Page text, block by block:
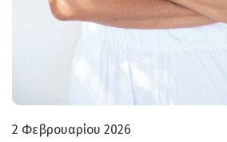
2 Φεβρουαρίου 2026